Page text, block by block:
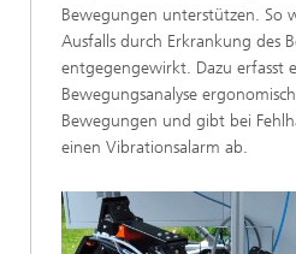
Bewegungen unterstützen. So
Ausfalls durch Erkrankung des
entgegengewirkt. Dazu erfasst
Bewegungsanalyse
Bewegungen und gibt bei
einen Vibrationsalarm ab.